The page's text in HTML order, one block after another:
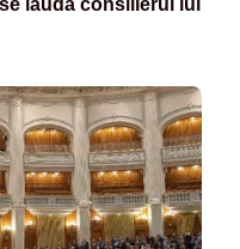
laudă consilierul lui